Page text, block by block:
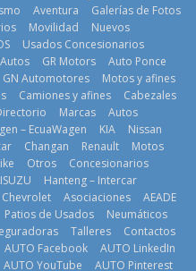
en 8
de
¿Qué puede
pasar con tu
vehículo si
permanece
varios días sin
usar?
3 de agosto de
2026
Aventura
Galerías de Fotos
Movilidad
Nuevos
Usados Concesionarios
GR Motors
Auto Ponce
GN Automotores
Motos y afines
Camiones y afines
Cabezales
Marcas
Autos
– EcuaWagen KIA
Nissan
Changan Renault
Motos
Otros
Concesionarios
Hanteng – Intercar
Chevrolet Asociaciones
AEADE
Patios de Usados
Neumáticos
Talleres
Contactos
AUTO Facebook
AUTO LinkedIn
AUTO YouTube AUTO Pinterest